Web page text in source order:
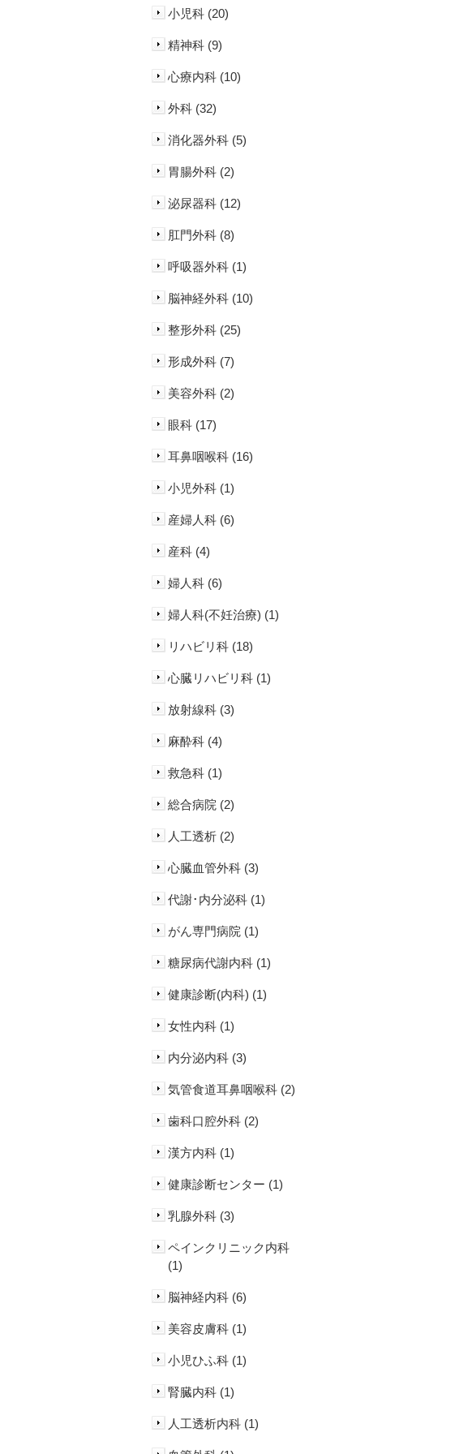
小児科 (20)
精神科 (9)
心療内科 (10)
外科 (32)
消化器外科 (5)
胃腸外科 (2)
泌尿器科 (12)
肛門外科 (8)
呼吸器外科 (1)
脳神経外科 (10)
整形外科 (25)
形成外科 (7)
美容外科 (2)
眼科 (17)
耳鼻咽喉科 (16)
小児外科 (1)
産婦人科 (6)
産科 (4)
婦人科 (6)
婦人科(不妊治療) (1)
リハビリ科 (18)
心臓リハビリ科 (1)
放射線科 (3)
麻酔科 (4)
救急科 (1)
総合病院 (2)
人工透析 (2)
心臓血管外科 (3)
代謝･内分泌科 (1)
がん専門病院 (1)
糖尿病代謝内科 (1)
健康診断(内科) (1)
女性内科 (1)
内分泌内科 (3)
気管食道耳鼻咽喉科 (2)
歯科口腔外科 (2)
漢方内科 (1)
健康診断センター (1)
乳腺外科 (3)
ペインクリニック内科
(1)
脳神経内科 (6)
美容皮膚科 (1)
小児ひふ科 (1)
腎臓内科 (1)
人工透析内科 (1)